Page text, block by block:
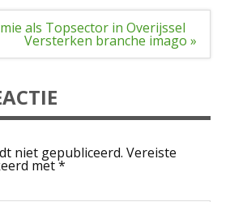
als Topsector in Overijssel
Versterken branche imago »
niet gepubliceerd. Vereiste
met*